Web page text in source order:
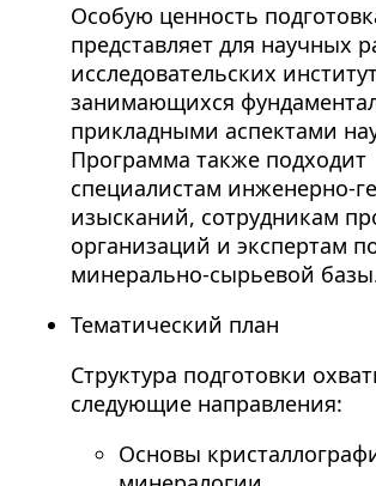
Особую ценность
представляет для научных
исследовательских
занимающихся
прикладными аспектами
Программа также подходит
специалистам инженерно-
изысканий, сотрудникам
организаций и экспертам
минерально-сырьевой
Тематический план
Структура подготовки
следующие направления:
Основы